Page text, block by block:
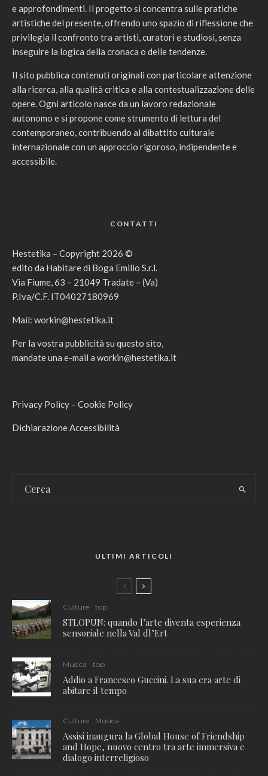
e approfondimenti. Il progetto si concentra sulle pratiche
artistiche del presente, offrendo uno spazio di riflessione che
privilegia il confronto tra artisti, curatori e studiosi, senza
inseguire la logica della cronaca o delle tendenze.
Il sito pubblica contenuti originali con particolare attenzione
alla ricerca, alla qualità critica e alla contestualizzazione delle
opere. Ogni articolo nasce da un lavoro redazionale
autonomo e si propone come strumento di lettura del
contemporaneo, contribuendo al dibattito culturale
internazionale con un approccio rigoroso, indipendente e
accessibile.
CONTATTI
Hestetika – Copyright 2026 ©
edito da Habitare di Boga Emilio S.r.l.
Via Fiume, 63 – 21049 Tradate – (Va)
P.Iva/C.F. IT04027180969
Mail: workin@hestetika.it
Per la vostra pubblicità su questo sito,
mandate una e-mail a workin@hestetika.it
Privacy Policy – Cookie Policy
Dichiarazione Accessibilità
ULTIMI ARTICOLI
Culture top
STLOPUN: quando l’arte diventa esperienza
sensoriale nella Val dl’Ert
Musica top
Addio a Francesco Guccini. La sua era arte di
abitare il tempo
Culture Musica
Assisi inaugura la Global House of Friendship
and Hope, nuovo centro tra arte immersiva e
dialogo interreligioso